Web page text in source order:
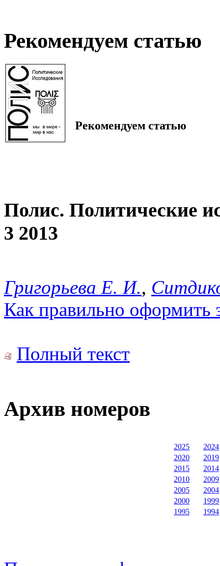
Рекомендуем статью
Рекомендуем статью
Полис. Политические
3 2013
Григорьева Е. И.,
Как правильно оформить
Полный текст
Архив номеров
2025
2024
2020
2019
2015
2014
2010
2009
2005
2004
2000
1999
1995
1994